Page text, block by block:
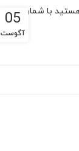
05
آگوست
با شماره تماس